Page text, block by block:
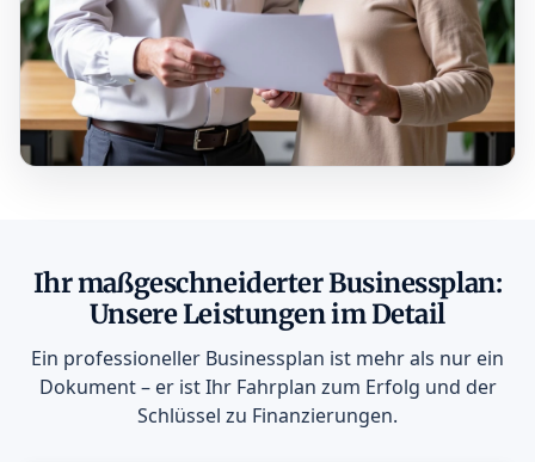
Ihr maßgeschneiderter Businessplan:
Unsere Leistungen im Detail
Ein professioneller Businessplan ist mehr als nur ein
Dokument – er ist Ihr Fahrplan zum Erfolg und der
Schlüssel zu Finanzierungen.